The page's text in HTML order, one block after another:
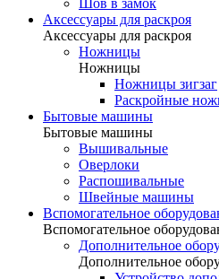
Шов в замок
Аксессуары для раскроя
Аксессуары для раскроя
Ножницы
Ножницы
Ножницы зигзаг
Раскройные
Бытовые машины
Бытовые машины
Вышивальные
Оверлоки
Распошивальные
Швейные машины
Вспомогательное
Вспомогательное
Дополнительное
Дополнительное